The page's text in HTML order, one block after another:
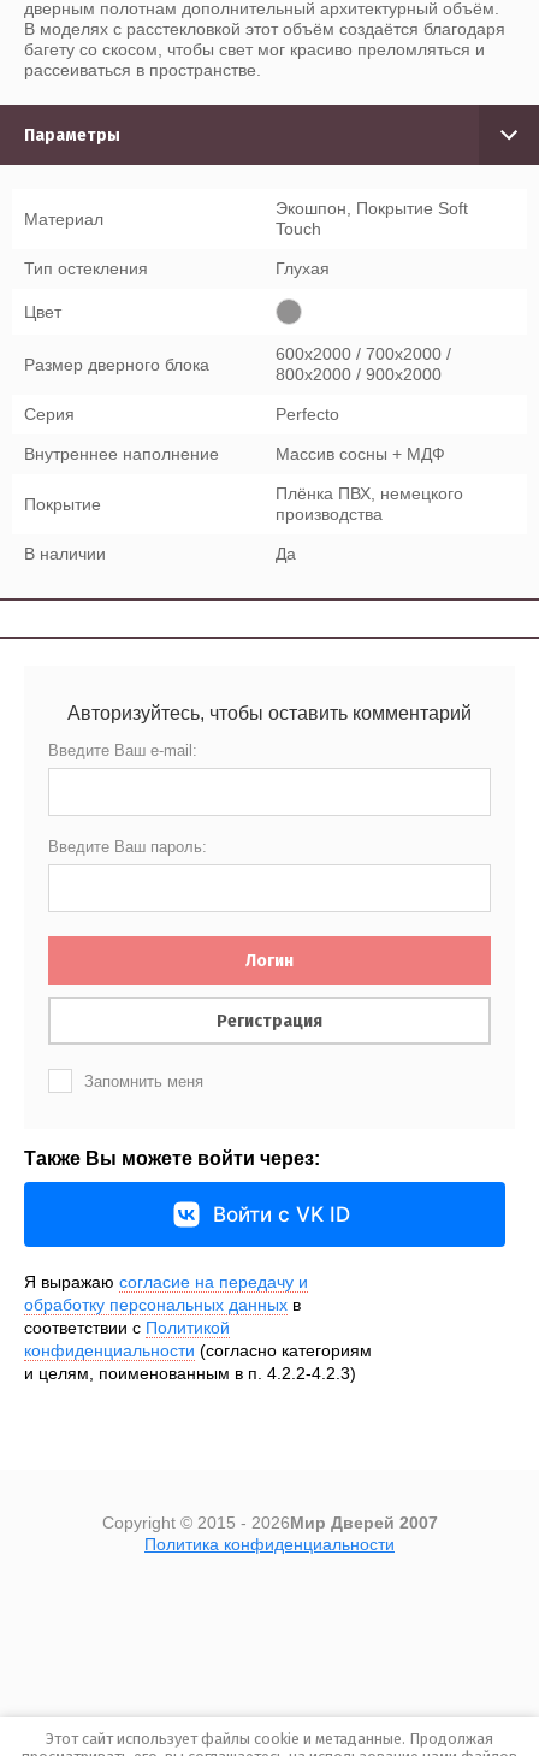
дверным полотнам дополнительный архитектурный объём.
В моделях с расстекловкой этот объём создаётся благодаря
багету со скосом, чтобы свет мог красиво преломляться и
рассеиваться в пространстве.
Параметры
Материал
Экошпон, Покрытие Soft
Touch
Тип остекления Глухая
Цвет
Размер дверного блока
600x2000 / 700x2000 /
800x2000 / 900x2000
Серия Perfecto
Внутреннее наполнение Массив сосны + МДФ
Покрытие
Плёнка ПВХ, немецкого
производства
В наличии Да
Авторизуйтесь, чтобы оставить комментарий
Введите Ваш e-mail:
Введите Ваш пароль:
Логин
Регистрация
Запомнить меня
Также Вы можете войти через:
Войти с VK ID
Я выражаю согласие на передачу и
обработку персональных данных в
соответствии с Политикой
конфиденциальности (согласно категориям
и целям, поименованным в п. 4.2.2-4.2.3)
Copyright © 2015 - 2026Мир Дверей 2007
Политика конфиденциальности
Этот сайт использует файлы cookie и метаданные. Продолжая